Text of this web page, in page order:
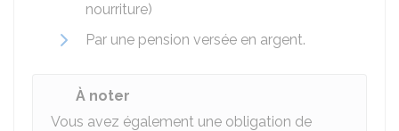
nourriture)
Par une pension versée en argent.
À noter
Vous avez également une obligation de